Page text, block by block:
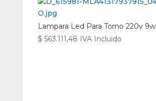
Lampara Led Para Torno 220v 9w
$ 563.111,48 IVA Incluido